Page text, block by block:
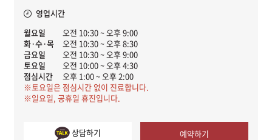
영업시간
월요일
오전 10:30 ~ 오후 9:00
화·수·목
오전 10:30 ~ 오후 8:30
금요일
오전 10:30 ~ 오후 9:00
토요일
오전 10:00 ~ 오후 4:30
점심시간
오후 1:00 ~ 오후 2:00
※토요일은 점심시간 없이 진료합니다.
※일요일, 공휴일 휴진입니다.
상담하기 예약하기